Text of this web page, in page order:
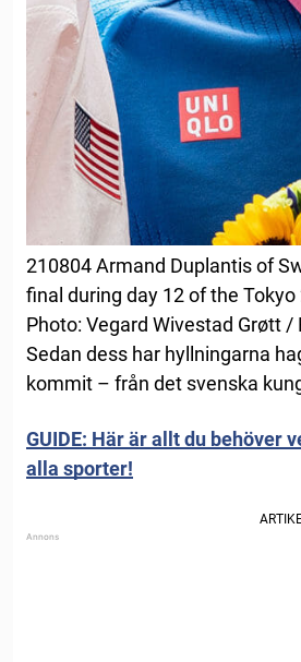
210804 Armand Duplantis of
final during day 12 of the
Photo: Vegard Wivestad Grøtt /
Sedan dess har hyllningarna
kommit – från det svenska
GUIDE: Här är allt du behöver
alla sporter!